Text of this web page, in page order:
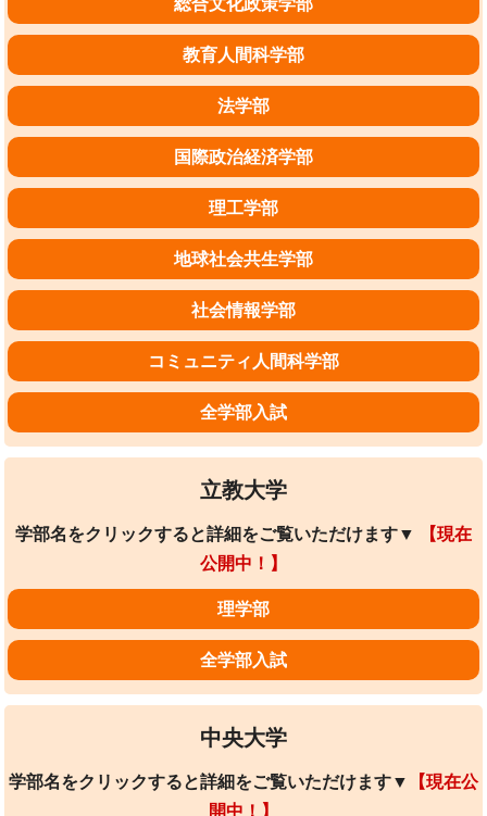
総合文化政策学部
教育人間科学部
法学部
国際政治経済学部
理工学部
地球社会共生学部
社会情報学部
コミュニティ人間科学部
全学部入試
立教大学
学部名をクリックすると詳細をご覧いただけます▼
【現在
公開中！】
理学部
全学部入試
中央大学
学部名をクリックすると詳細をご覧いただけます▼
【現在公
開中！】